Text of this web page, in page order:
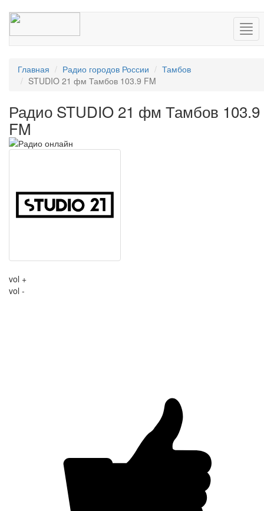
Главная Радио городов России
Тамбов
STUDIO 21 фм Тамбов 103.9 FM
Радио STUDIO 21 фм Тамбов 103.9
FM
vol +
vol -